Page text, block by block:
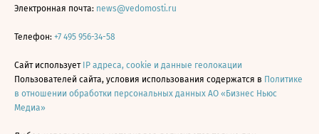
Электронная почта: news@vedomosti.ru
Телефон: +7 495 956-34-58
Сайт использует IP адреса, cookie и данные геолокации
Пользователей сайта, условия использования содержатся в Политике
в отношении обработки персональных данных АО «Бизнес Ньюс
Медиа»